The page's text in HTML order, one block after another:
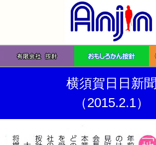
横須賀日日新聞
（2015.2.1）